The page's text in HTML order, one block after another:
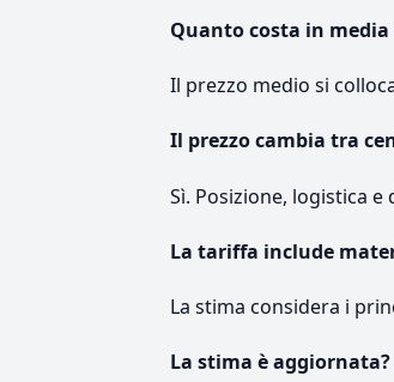
Quanto costa in
Il prezzo medio si
Il prezzo cambia tra
Sì. Posizione, logistica
La tariffa include
La stima considera i
La stima è aggiornata?